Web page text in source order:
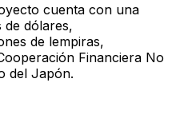
cuenta con una
de dólares,
de lempiras,
Financiera No
del Japón.